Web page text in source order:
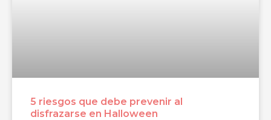
5 riesgos que debe prevenir al
disfrazarse en Halloween